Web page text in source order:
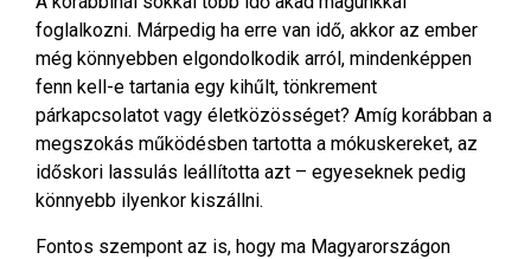
foglalkozni. Márpedig ha erre van idő, akkor az ember
még könnyebben elgondolkodik arról, mindenképpen
fenn kell-e tartania egy kihűlt, tönkrement
párkapcsolatot vagy életközösséget? Amíg korábban a
megszokás működésben tartotta a mókuskereket, az
időskori lassulás leállította azt – egyeseknek pedig
könnyebb ilyenkor kiszállni.
Fontos szempont az is, hogy ma Magyarországon